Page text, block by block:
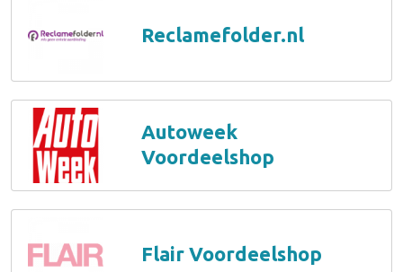
Reclamefolder.nl
Autoweek
Voordeelshop
Flair Voordeelshop